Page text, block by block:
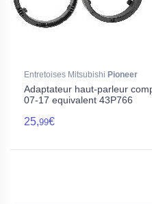
Entretoises Mitsubishi Pioneer
Adaptateur haut-parleur
07-17 equivalent 43P766
25,99€